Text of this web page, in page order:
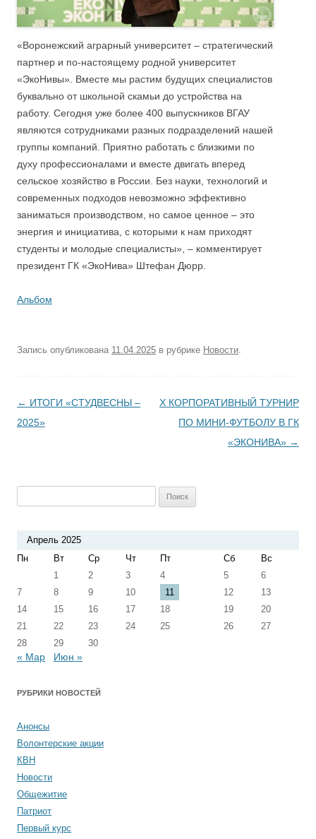
«Воронежский аграрный университет – стратегический
партнер и по-настоящему родной университет
«ЭкоНивы». Вместе мы растим будущих специалистов
буквально от школьной скамьи до устройства на
работу. Сегодня уже более 400 выпускников ВГАУ
являются сотрудниками разных подразделений нашей
группы компаний. Приятно работать с близкими по
духу профессионалами и вместе двигать вперед
сельское хозяйство в России. Без науки, технологий и
современных подходов невозможно эффективно
заниматься производством, но самое ценное – это
энергия и инициатива, с которыми к нам приходят
студенты и молодые специалисты», – комментирует
президент ГК «ЭкоНива» Штефан Дюрр.
Альбом
Запись опубликована 11.04.2025 в рубрике Новости
Навигация по записям
← ИТОГИ «СТУДВЕСНЫ –
2025»
X КОРПОРАТИВНЫЙ ТУРНИР
ПО МИНИ-ФУТБОЛУ В ГК
«ЭКОНИВА» →
Апрель 2025
Пн
Вт Ср Чт Пт Сб
Вс
1
2 3 4 5
6
7
8 9 10 11 12
13
14
15 16 17 18 19
20
21
22 23 24 25 26
27
28
29 30
« Мар Июн »
РУБРИКИ НОВОСТЕЙ
Анонсы
Волонтерские акции
КВН
Новости
Общежитие
Патриот
Первый курс